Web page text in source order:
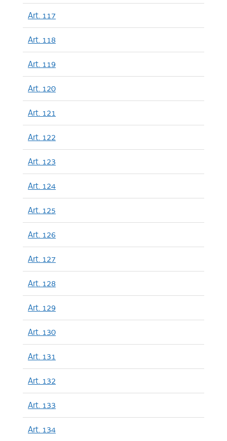
Art. 117
Art. 118
Art. 119
Art. 120
Art. 121
Art. 122
Art. 123
Art. 124
Art. 125
Art. 126
Art. 127
Art. 128
Art. 129
Art. 130
Art. 131
Art. 132
Art. 133
Art. 134